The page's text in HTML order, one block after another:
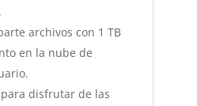
archivos con 1 TB
en la nube de
disfrutar de las